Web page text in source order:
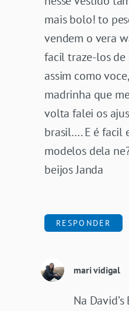
mais bolo! to
vendem o vera
facil traze-los
assim como
madrinha que
volta falei os
brasil…. E é facil
modelos dela
beijos Janda
RESPONDER
mari vidigal
Na